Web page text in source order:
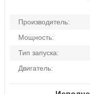
Производитель:
Мощность:
Тип запуска:
Двигатель: